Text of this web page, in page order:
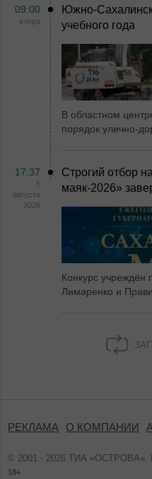
09:00
вчера
Южно-Сахалинск
учебного года
В областном
порядок улично-
17:37
5
августа
2026
Строгий отбор
маяк‑2026»
Конкурс учреждён
Лимаренко и
РЕКЛАМА О КОМПАНИИ
© 2001 - 2026 ТИА «ОСТРОВА».
18+